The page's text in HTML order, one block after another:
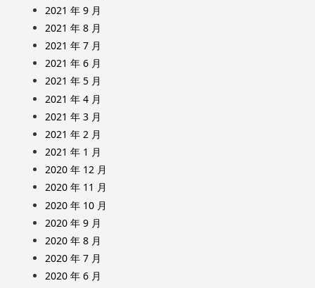
2021 年 9 月
2021 年 8 月
2021 年 7 月
2021 年 6 月
2021 年 5 月
2021 年 4 月
2021 年 3 月
2021 年 2 月
2021 年 1 月
2020 年 12 月
2020 年 11 月
2020 年 10 月
2020 年 9 月
2020 年 8 月
2020 年 7 月
2020 年 6 月